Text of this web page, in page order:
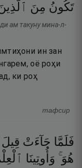
تَكُونُ مِنَ
ам такуну мина-л-
ин зан
оё роҳи
ки роҳ
тафсир
فَلَمَّا جَآءَتْ قِيلَ
هُوَ ۚ وَأُوتِينَا